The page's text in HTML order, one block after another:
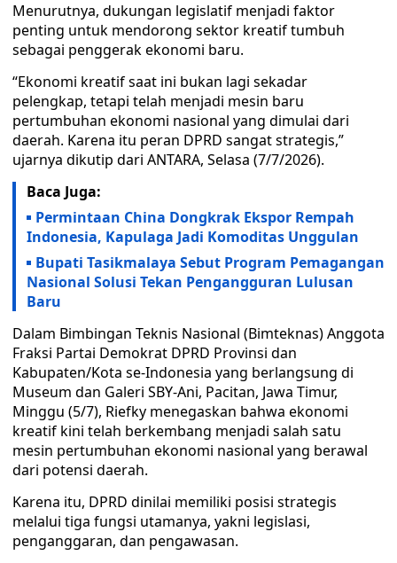
Menurutnya, dukungan legislatif menjadi faktor
penting untuk mendorong sektor kreatif tumbuh
sebagai penggerak ekonomi baru.
“Ekonomi kreatif saat ini bukan lagi sekadar
pelengkap, tetapi telah menjadi mesin baru
pertumbuhan ekonomi nasional yang dimulai dari
daerah. Karena itu peran DPRD sangat strategis,”
ujarnya dikutip dari ANTARA, Selasa (7/7/2026).
Baca Juga:
Permintaan China Dongkrak Ekspor Rempah
Indonesia, Kapulaga Jadi Komoditas Unggulan
Bupati Tasikmalaya Sebut Program Pemagangan
Nasional Solusi Tekan Pengangguran Lulusan
Baru
Dalam Bimbingan Teknis Nasional (Bimteknas) Anggota
Fraksi Partai Demokrat DPRD Provinsi dan
Kabupaten/Kota se-Indonesia yang berlangsung di
Museum dan Galeri SBY-Ani, Pacitan, Jawa Timur,
Minggu (5/7), Riefky menegaskan bahwa ekonomi
kreatif kini telah berkembang menjadi salah satu
mesin pertumbuhan ekonomi nasional yang berawal
dari potensi daerah.
Karena itu, DPRD dinilai memiliki posisi strategis
melalui tiga fungsi utamanya, yakni legislasi,
penganggaran, dan pengawasan.